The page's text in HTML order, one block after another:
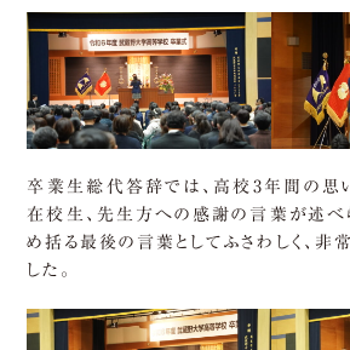
卒業生総代答辞では、高校3年間の思
在校生、先生方への感謝の言葉が述べ
め括る最後の言葉としてふさわしく、非
した。